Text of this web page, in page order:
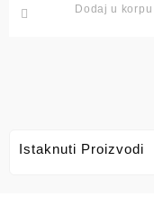
Dodaj u korpu
Istaknuti Proizvodi